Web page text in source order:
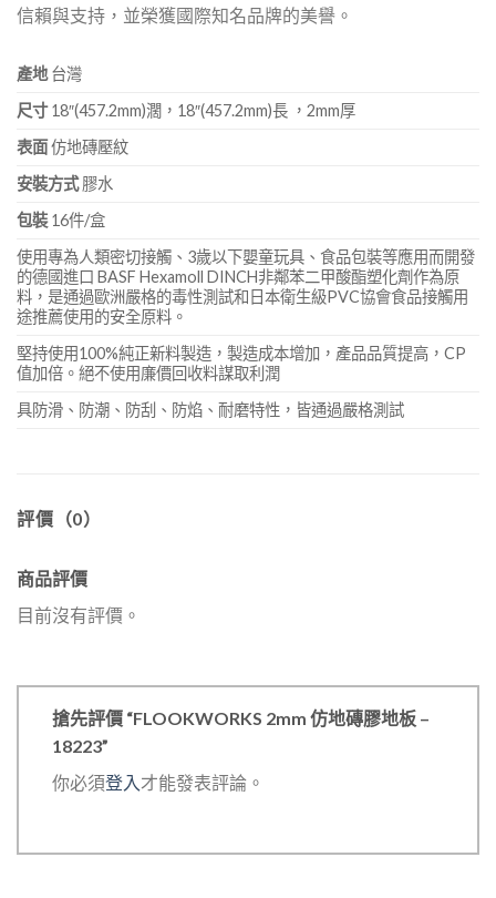
信賴與支持，並榮獲國際知名品牌的美譽。
產地台灣
尺寸18″(457.2mm)濶，18″(457.2mm)長 ，2mm厚
表面仿地磚壓紋
安裝方式膠水
包裝16件/盒
使用專為人類密切接觸、3歲以下嬰童玩具、食品包裝等應用而開發
的德國進口 BASF Hexamoll DINCH非鄰苯二甲酸酯塑化劑作為原
料，是通過歐洲嚴格的毒性測試和日本衛生級PVC協會食品接觸用
途推薦使用的安全原料。
堅持使用100%純正新料製造，製造成本增加，產品品質提高，CP
值加倍。絕不使用廉價回收料謀取利潤
具防滑、防潮、防刮、防焰、耐磨特性，皆通過嚴格測試
評價（0）
商品評價
目前沒有評價。
搶先評價 “FLOOKWORKS 2mm 仿地磚膠地板 –
18223”
你必須登入才能發表評論。